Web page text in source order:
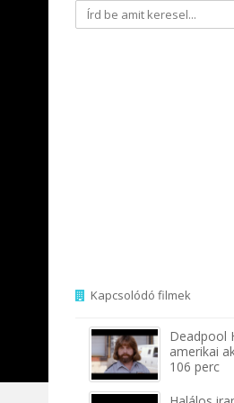
Kapcsolódó filmek
Deadpool
amerikai
106 perc